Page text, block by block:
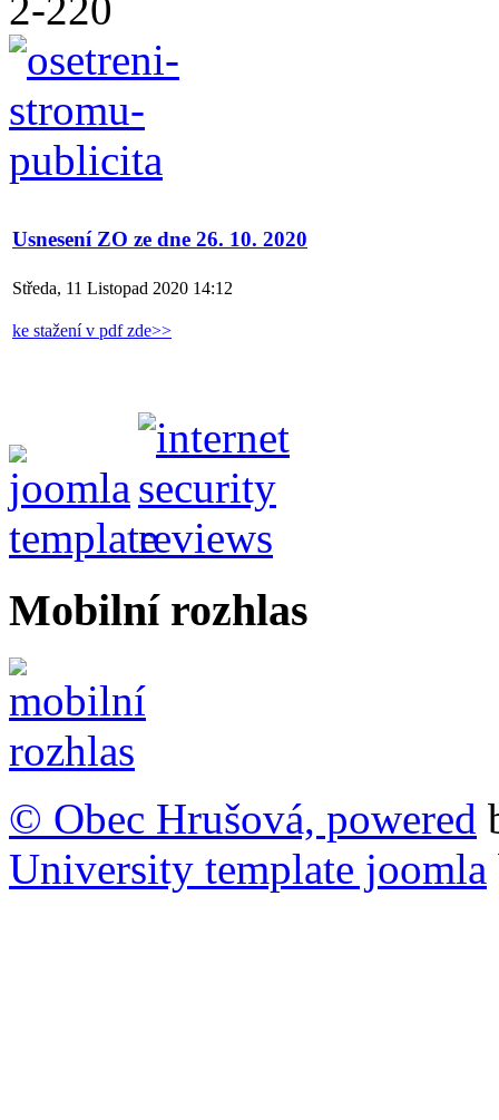
Usnesení ZO ze dne 26. 10. 2020
Středa, 11 Listopad 2020 14:12
ke stažení v pdf zde>>
Mobilní rozhlas
© Obec Hrušová, powered
University template joomla